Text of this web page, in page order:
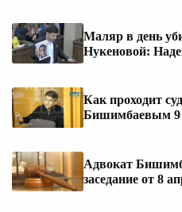
Маляр в день
Нукеновой:
Как проходит
Бишимбаевым 9
Адвокат
заседание от 8